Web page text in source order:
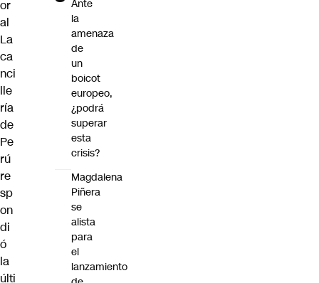
or
al
La
ca
nci
lle
ría
de
Pe
rú
re
sp
on
di
ó
la
últi
Ante
la
amenaza
de
un
boicot
europeo,
¿podrá
superar
esta
crisis?
Magdalena
Piñera
se
alista
para
el
lanzamiento